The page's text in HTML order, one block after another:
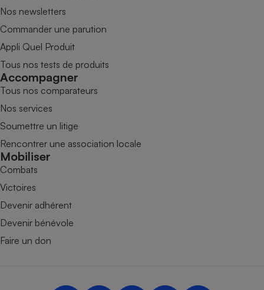
Nos newsletters
Commander une parution
Appli Quel Produit
Tous nos tests de produits
Accompagner
Tous nos comparateurs
Nos services
Soumettre un litige
Rencontrer une association locale
Mobiliser
Combats
Victoires
Devenir adhérent
Devenir bénévole
Faire un don